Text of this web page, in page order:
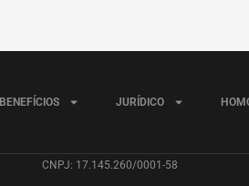
BENEFÍCIOS JURÍDICO
CNPJ: 17.145.260/0001-58